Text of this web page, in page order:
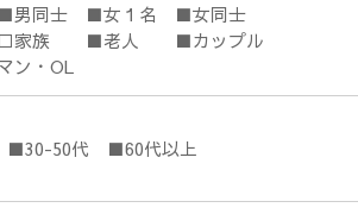
男同士 ■女１名 ■女同士
族 ■老人 ■カップル
ン・OL
50代 ■60代以上